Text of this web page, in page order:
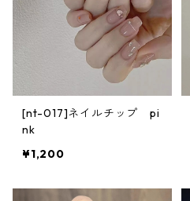
[nt-017]ネイルチップ pi
nk
¥1,200